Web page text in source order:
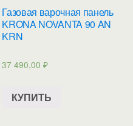
Газовая варочная панель
KRONA NOVANTA 90 AN
KRN
37 490,00₽
КУПИТЬ